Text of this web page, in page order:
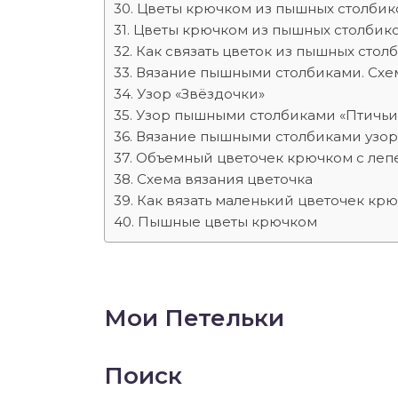
Цветы крючком из пышных
Цветы крючком из пышных
Как связать цветок из пышных
Вязание пышными столбиками.
Узор «Звёздочки»
Узор пышными столбиками «Птичьи
Вязание пышными столбиками
Объемный цветочек крючком с
Схема вязания цветочка
Как вязать маленький цветочек
Пышные цветы крючком
Мои Петельки
Поиск